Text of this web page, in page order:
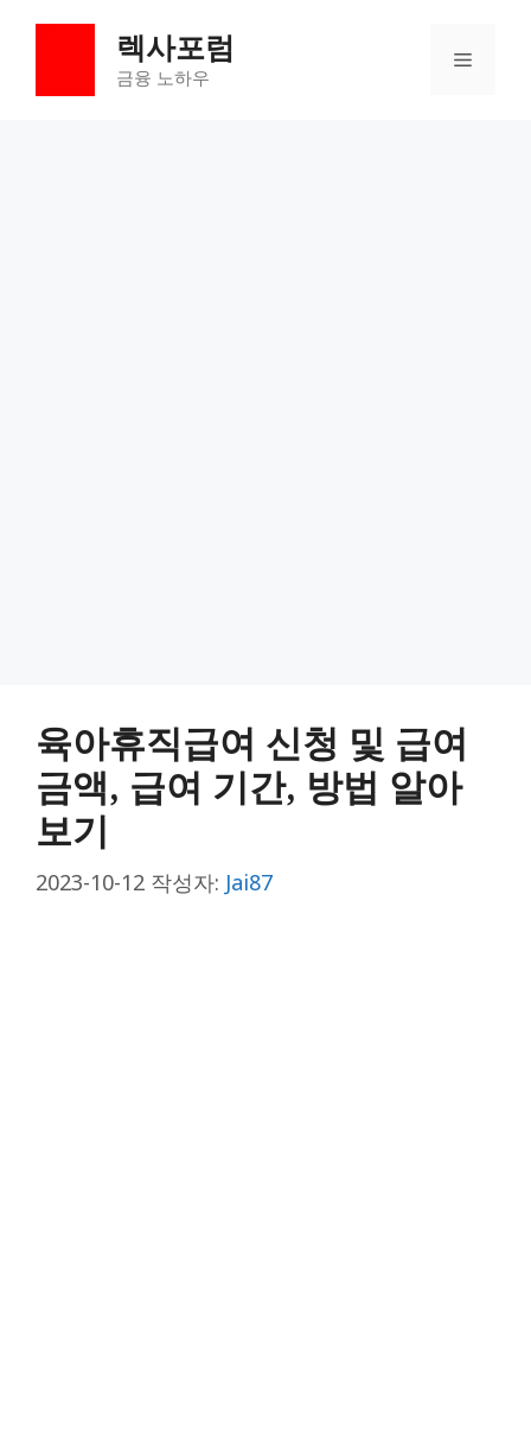
렉사포럼
금융 노하우
메
육아휴직급여 신청 및 급여
금액, 급여 기간, 방법 알아
보기
2023-10-12 작성자: Jai87